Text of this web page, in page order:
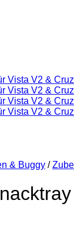
& Buggy /